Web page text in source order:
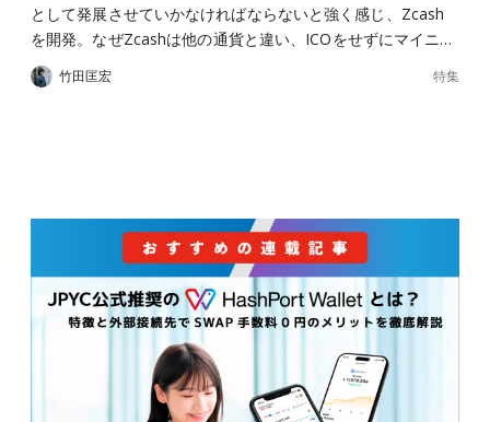
として発展させていかなければならないと強く感じ、Zcash
を開発。なぜZcashは他の通貨と違い、ICOをせずにマイニ…
竹田匡宏 特集